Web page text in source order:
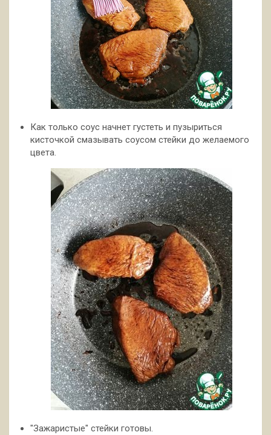
Как только соус начнет густеть и пузыриться
кисточкой смазывать соусом стейки до желаемого
цвета.
"Зажаристые" стейки готовы.